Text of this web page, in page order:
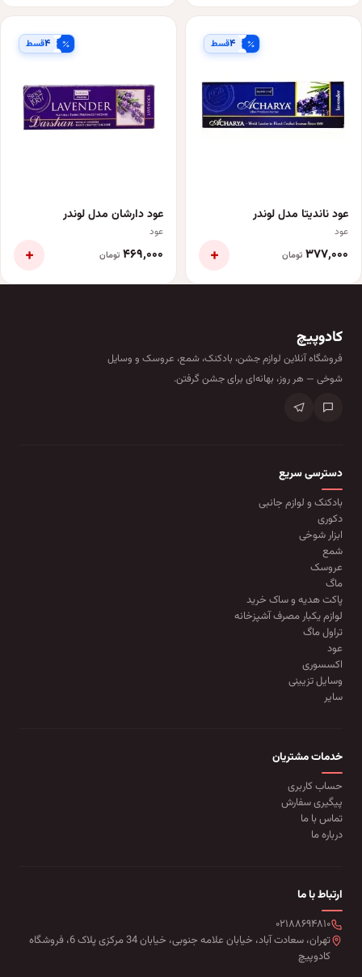
۴قسط
عود ناندیتا مدل لوندر
عود
۳۷۷٬۰۰۰ تومان +
۴قسط
عود دارشان مدل لوندر
عود
۴۶۹٬۰۰۰ تومان +
کادوپیچ
فروشگاه آنلاین لوازم جشن، بادکنک، شمع، عروسک و وسایل
شوخی — هر روز، بهانه‌ای برای جشن گرفتن.
دسترسی سریع
بادکنک و لوازم جانبی
دکوری
ابزار شوخی
شمع
عروسک
ماگ
پاکت هدیه و ساک خرید
لوازم یکبار مصرف آشپزخانه
تراول ماگ
عود
اکسسوری
وسایل تزیینی
سایر
خدمات مشتریان
حساب کاربری
پیگیری سفارش
تماس با ما
درباره ما
ارتباط با ما
۰۲۱۸۸۶۹۴۸۱۰
تهران، سعادت آباد، خیابان علامه جنوبی، خیابان 34 مرکزی پلاک 6، فروشگاه
کادوپیچ